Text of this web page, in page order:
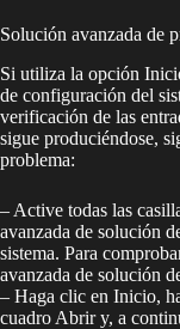
Solución avanzada de
Si utiliza la opción
de configuración del
verificación de las
sigue produciéndose,
problema:
– Active todas las
avanzada de solución
sistema. Para
avanzada de solución
– Haga clic en Inicio,
cuadro Abrir y, a